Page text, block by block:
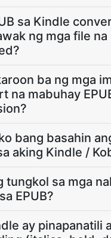
sa Kindle
ng mga file na
ba ng mga
na mabuhay
bang basahin
aking Kindle /
tungkol sa mga
EPUB?
ay pinapanatili